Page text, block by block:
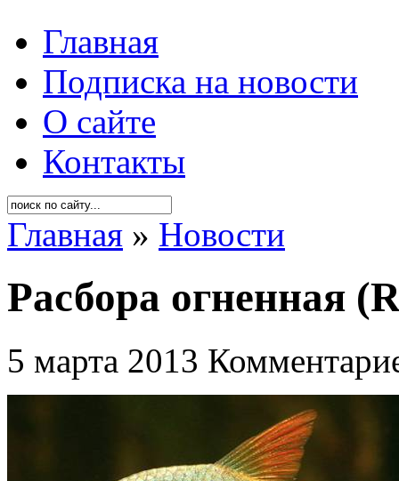
Главная
Подписка на новости
О сайте
Контакты
Главная » Новости
Расбора огненная
5 марта 2013